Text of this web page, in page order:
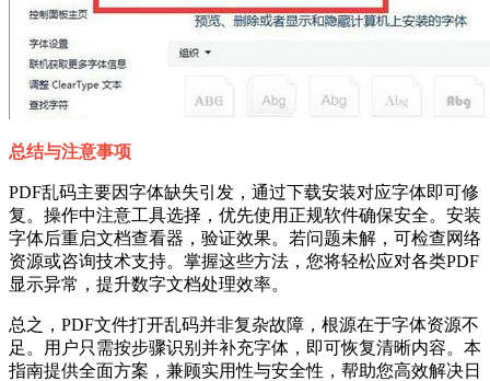
总结与注意事项
PDF乱码主要因字体缺失引发，通过下载安装对应字体即可修
复。操作中注意工具选择，优先使用正规软件确保安全。安装
字体后重启文档查看器，验证效果。若问题未解，可检查网络
资源或咨询技术支持。掌握这些方法，您将轻松应对各类PDF
显示异常，提升数字文档处理效率。
总之，PDF文件打开乱码并非复杂故障，根源在于字体资源不
足。用户只需按步骤识别并补充字体，即可恢复清晰内容。本
指南提供全面方案，兼顾实用性与安全性，帮助您高效解决日